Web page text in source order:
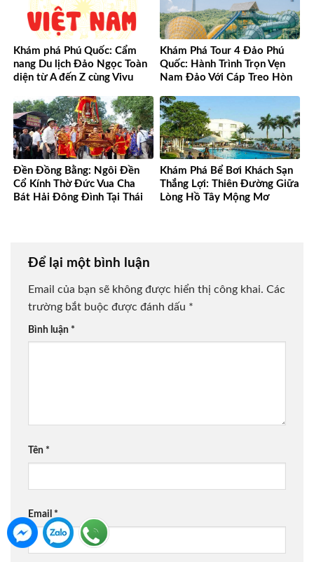
Khám phá Phú Quốc: Cẩm
nang Du lịch Đảo Ngọc Toàn
diện từ A đến Z cùng Vivu
Khám Phá Tour 4 Đảo Phú
Quốc: Hành Trình Trọn Vẹn
Nam Đảo Với Cáp Treo Hòn
Đền Đồng Bằng: Ngôi Đền
Cổ Kính Thờ Đức Vua Cha
Bát Hải Đông Đình Tại Thái
Khám Phá Bể Bơi Khách Sạn
Thắng Lợi: Thiên Đường Giữa
Lòng Hồ Tây Mộng Mơ
Để lại một bình luận
Email của bạn sẽ không được hiển thị công khai. Các
trường bắt buộc được đánh dấu *
Bình luận *
Tên *
Email *